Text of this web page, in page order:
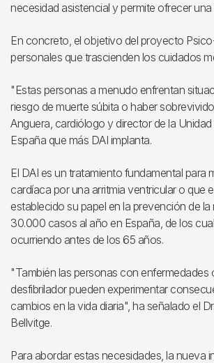
necesidad asistencial y permite ofrecer
En concreto, el objetivo del proyecto
personales que trascienden los cuidados
"Estas personas a menudo enfrentan
riesgo de muerte súbita o haber
Anguera, cardiólogo y director de la
España que más DAI implanta.
El DAI es un tratamiento fundamental
cardíaca por una arritmia ventricular o que
establecido su papel en la prevención de
30.000 casos al año en España, de los
ocurriendo antes de los 65 años.
"También las personas con
desfibrilador pueden experimentar
cambios en la vida diaria", ha señalado el
Bellvitge.
Para abordar estas necesidades, la nueva